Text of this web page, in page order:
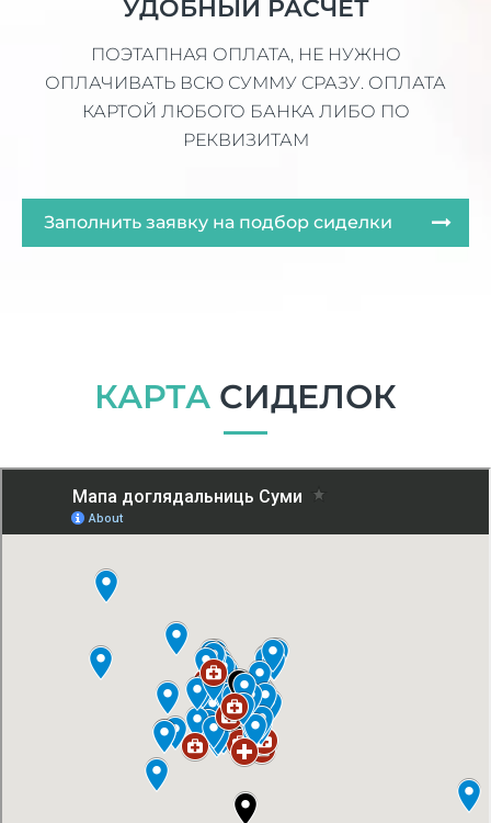
УДОБНЫЙ РАСЧЕТ
ПОЭТАПНАЯ ОПЛАТА, НЕ НУЖНО
ОПЛАЧИВАТЬ ВСЮ СУММУ СРАЗУ. ОПЛАТА
КАРТОЙ ЛЮБОГО БАНКА ЛИБО ПО
РЕКВИЗИТАМ
Заполнить заявку на подбор сиделки
КАРТА СИДЕЛОК